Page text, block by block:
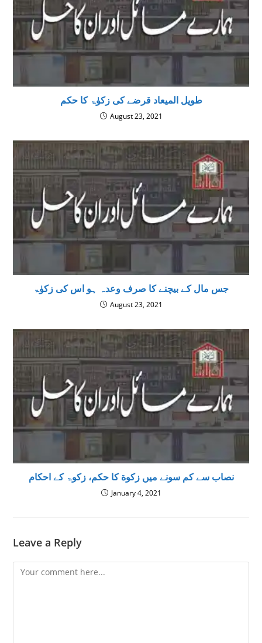
طویل المیعاد قرضے کی زکوٰۃ کا حکم
August 23, 2021
جس مال کے بیچنے کا صرف وعدہ ہو اس کی زکوٰۃ
August 23, 2021
نصاب سے کم سونے میں زکوة کا حکم، زکوۃ کے احکام
January 4, 2021
Leave a Reply
Comment